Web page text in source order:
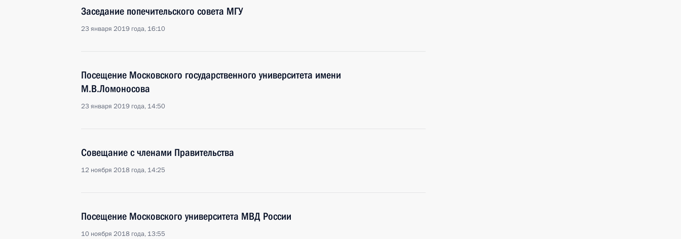
Заседание попечительского совета МГУ
23 января 2019 года, 16:10
Посещение Московского государственного университета имени
М.В.Ломоносова
23 января 2019 года, 14:50
Совещание с членами Правительства
12 ноября 2018 года, 14:25
Посещение Московского университета МВД России
10 ноября 2018 года, 13:55